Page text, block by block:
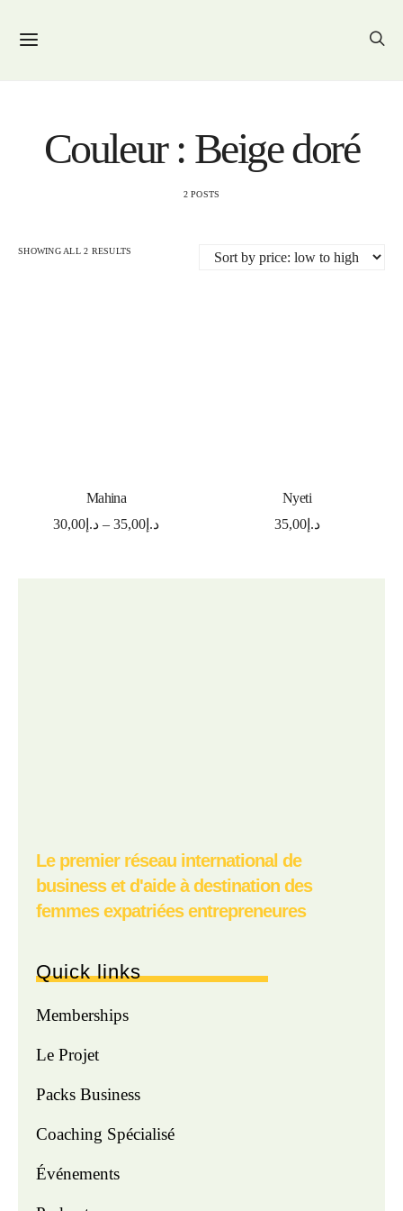
Couleur : Beige doré
2 POSTS
SHOWING ALL 2 RESULTS
SELECT OPTIONS
Mahina
د.إ30,00 – د.إ35,00
SELECT OPTIONS
Nyeti
د.إ35,00
Le premier réseau international de
business et d'aide à destination des
femmes expatriées entrepreneures
Quick links
Memberships
Le Projet
Packs Business
Coaching Spécialisé
Événements